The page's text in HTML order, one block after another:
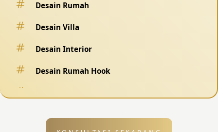
Desain Rumah
Desain Villa
Desain Interior
Desain Rumah Hook